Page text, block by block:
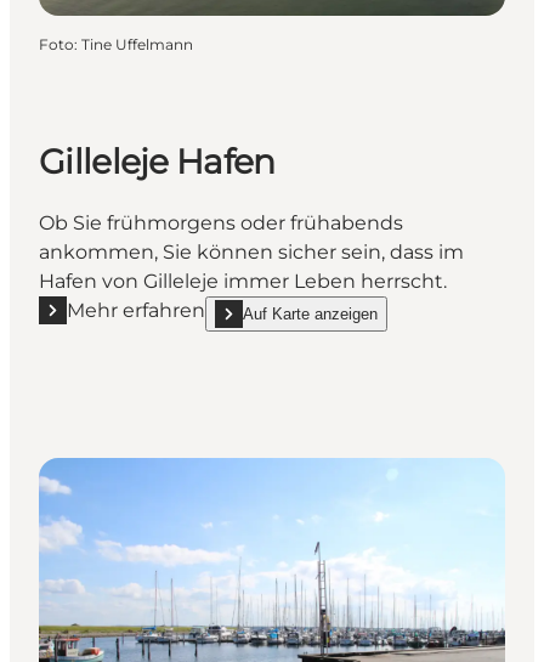
Foto: Tine Uffelmann
Gilleleje Hafen
Ob Sie frühmorgens oder frühabends
ankommen, Sie können sicher sein, dass im
Hafen von Gilleleje immer Leben herrscht.
Mehr erfahren
Mehr erfahren "Gilleleje Hafen"
Auf Karte anzeigen
show Gilleleje Hafen on_map